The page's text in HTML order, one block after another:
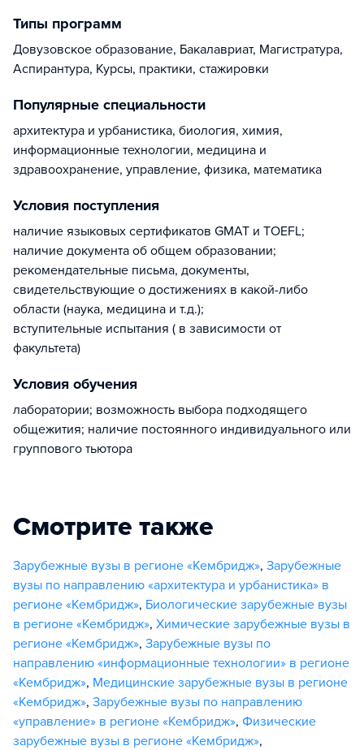
Типы программ
Довузовское образование, Бакалавриат, Магистратура,
Аспирантура, Курсы, практики, стажировки
Популярные специальности
архитектура и урбанистика, биология, химия,
информационные технологии, медицина и
здравоохранение, управление, физика, математика
Условия поступления
наличие языковых сертификатов GMAT и TOEFL;
наличие документа об общем образовании;
рекомендательные письма, документы,
свидетельствующие о достижениях в какой-либо
области (наука, медицина и т.д.);
вступительные испытания ( в зависимости от
факультета)
Условия обучения
лаборатории; возможность выбора подходящего
общежития; наличие постоянного индивидуального или
группового тьютора
Смотрите также
Зарубежные вузы в регионе «Кембридж», Зарубежные
вузы по направлению «архитектура и урбанистика» в
регионе «Кембридж», Биологические зарубежные вузы
в регионе «Кембридж», Химические зарубежные вузы в
регионе «Кембридж», Зарубежные вузы по
направлению «информационные технологии» в регионе
«Кембридж», Медицинские зарубежные вузы в регионе
«Кембридж», Зарубежные вузы по направлению
«управление» в регионе «Кембридж», Физические
зарубежные вузы в регионе «Кембридж»,